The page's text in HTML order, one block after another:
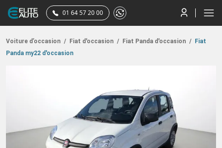
01 64 57 20 00
Voiture d’occasion / Fiat d'occasion / Fiat Panda d'occasion /
Fiat
Panda my22 d'occasion